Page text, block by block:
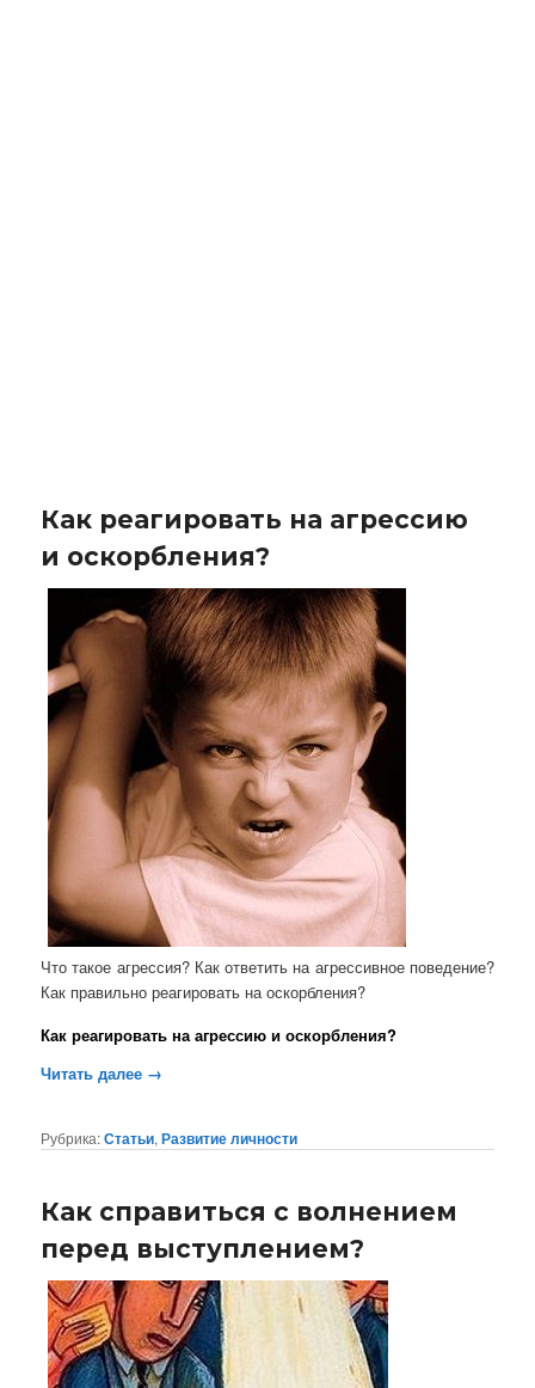
Как реагировать на агрессию
и оскорбления?
Что такое агрессия? Как ответить на агрессивное поведение?
Как правильно реагировать на оскорбления?
Как реагировать на агрессию и оскорбления?
Читать далее →
Рубрика:Статьи,Развитие личности
Как справиться с волнением
перед выступлением?